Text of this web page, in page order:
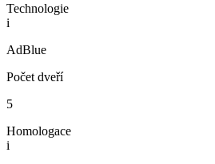
Technologie
i
AdBlue
Počet dveří
5
Homologace
i